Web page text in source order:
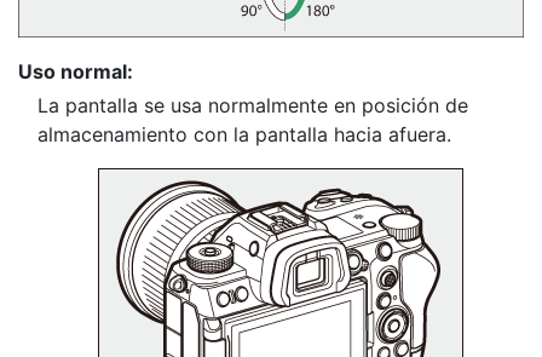
Uso normal:
La pantalla se usa normalmente en posición de
almacenamiento con la pantalla hacia afuera.